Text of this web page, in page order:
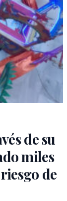
de su
miles
de